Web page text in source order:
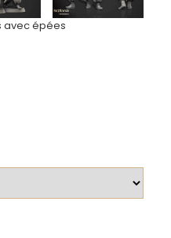
avec épées